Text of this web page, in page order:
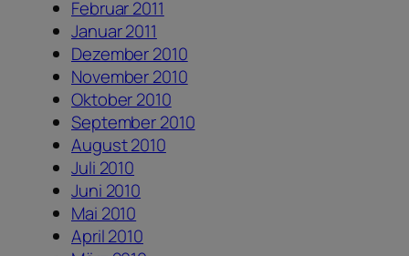
Februar 2011
Januar 2011
Dezember 2010
November 2010
Oktober 2010
September 2010
August 2010
Juli 2010
Juni 2010
Mai 2010
April 2010